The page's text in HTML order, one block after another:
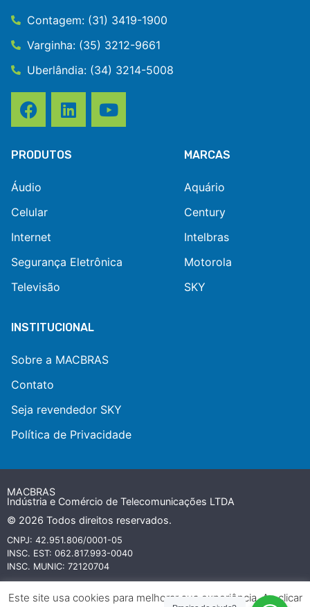
Contagem: (31) 3419-1900
Varginha: (35) 3212-9661
Uberlândia: (34) 3214-5008
PRODUTOS
Áudio
Celular
Internet
Segurança Eletrônica
Televisão
MARCAS
Aquário
Century
Intelbras
Motorola
SKY
INSTITUCIONAL
Sobre a MACBRAS
Contato
Seja revendedor SKY
Política de Privacidade
MACBRAS
Indústria e Comércio de Telecomunicações LTDA
© 2026 Todos direitos reservados.
CNPJ: 42.951.806/0001-05
INSC. EST: 062.817.993-0040
INSC. MUNIC: 72120704
comerciais registradas e protegidas por leis internacionais de
Este site usa cookies para melhorar sua experiência. Ao clicar